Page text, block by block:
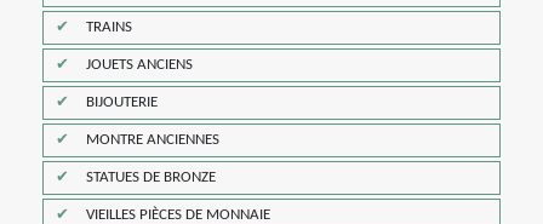
TRAINS
JOUETS ANCIENS
BIJOUTERIE
MONTRE ANCIENNES
STATUES DE BRONZE
VIEILLES PIÈCES DE MONNAIE